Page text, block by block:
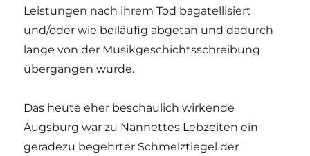
Leistungen nach ihrem Tod bagatellisiert
und/oder wie beiläufig abgetan und dadurch
lange von der Musikgeschichtsschreibung
übergangen wurde.
Das heute eher beschaulich wirkende
Augsburg war zu Nannettes Lebzeiten ein
geradezu begehrter Schmelztiegel der